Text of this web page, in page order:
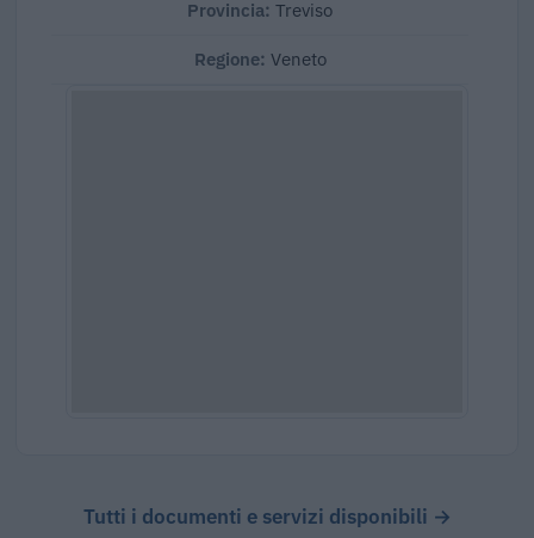
Provincia: Treviso
Regione: Veneto
Tutti i documenti e servizi disponibili →